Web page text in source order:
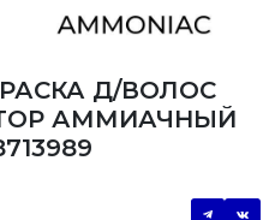
Д/ВОЛОС
АММИАЧНЫЙ